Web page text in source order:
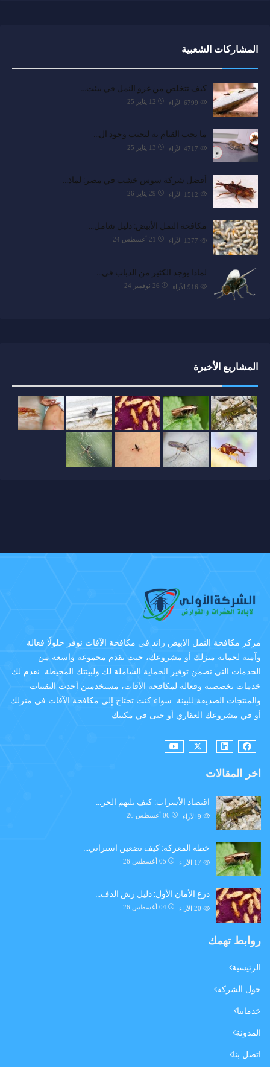
المشاركات الشعبية
كيف تتخلص من غزو النمل في بيئت…
12 يناير 25 الآراء
ما يجب القيام به لتجنب وجود ال…
13 يناير 25 الآراء
أفضل شركة سوس خشب في مصر: لماذ…
29 يناير 26 الآراء
مكافحة النمل الأبيض: دليل شامل…
21 أغسطس 24 الآراء
لماذا يوجد الكثير من الذباب في…
26 نوفمبر 24 الآراء
المشاريع الأخيرة
مركز مكافحة النمل الابيض رائد في مكافحة الآفات نوفر حلولًا فعالة
وآمنة لحماية منزلك أو مشروعك، حيث نقدم مجموعة واسعة من
الخدمات التي تضمن توفير الحماية الشاملة لك ولبيئتك المحيطة. نقدم لك
خدمات تخصصية وفعالة لمكافحة الآفات، مستخدمين أحدث التقنيات
والمنتجات الصديقة للبيئة. سواء كنت تحتاج إلى مكافحة الآفات في منزلك
أو في مشروعك العقاري أو حتى في مكتبك
اخر المقالات
اقتصاد الأسراب: كيف يلتهم الجر…
06 أغسطس 26 الآراء
خطة المعركة: كيف تضعين استراتي…
05 أغسطس 26 الآراء
درع الأمان الأول: دليل رش الدف…
04 أغسطس 26 الآراء
روابط تهمك
الرئيسية
حول الشركة
خدماتنا
المدونة
اتصل بنا